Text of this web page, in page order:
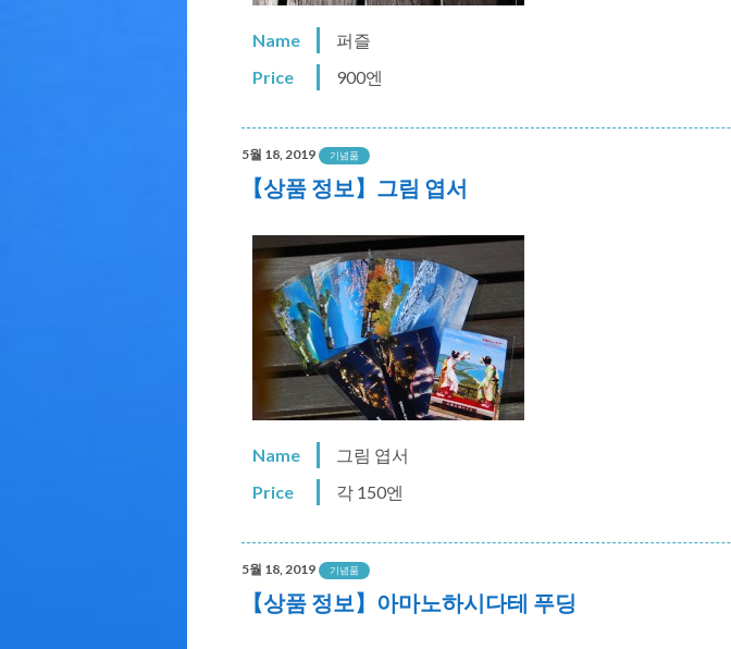
Name
퍼즐
Price
900엔
5월 18, 2019 기념품
【상품 정보】그림 엽서
Name
그림 엽서
Price
각 150엔
5월 18, 2019 기념품
【상품 정보】아마노하시다테 푸딩